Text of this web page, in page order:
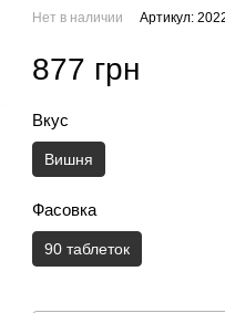
Нет в наличии Артикул:
877 грн
Вкус
Вишня
Фасовка
90 таблеток